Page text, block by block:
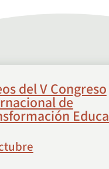
del V Congreso
de